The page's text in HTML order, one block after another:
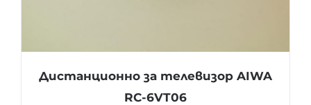
Дистанционно за телевизор AIWA
RC-6VT06